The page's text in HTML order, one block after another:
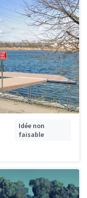
Idée non
faisable